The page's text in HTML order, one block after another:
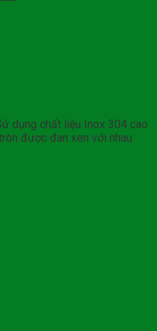
dụng chất liệu Inox 304 cao
được đan xen với nhau